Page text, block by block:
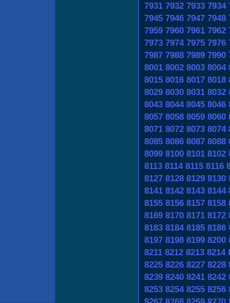
7931 7932 7933 7934
7945 7946 7947 7948
7959 7960 7961 7962
7973 7974 7975 7976
7987 7988 7989 7990
8001 8002 8003 8004
8015 8016 8017 8018
8029 8030 8031 8032
8043 8044 8045 8046
8057 8058 8059 8060
8071 8072 8073 8074
8085 8086 8087 8088
8099 8100 8101 8102
8113 8114 8115 8116
8127 8128 8129 8130
8141 8142 8143 8144
8155 8156 8157 8158
8169 8170 8171 8172
8183 8184 8185 8186
8197 8198 8199 8200
8211 8212 8213 8214
8225 8226 8227 8228
8239 8240 8241 8242
8253 8254 8255 8256